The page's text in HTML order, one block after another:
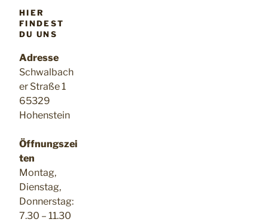
HIER
FINDEST
DU UNS
Adresse
Schwalbach
er Straße 1
65329
Hohenstein
Öffnungszei
ten
Montag,
Dienstag,
Donnerstag:
7.30 – 11.30